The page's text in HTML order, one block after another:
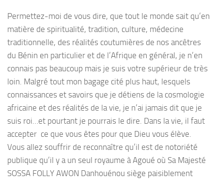
Permettez-moi de vous dire, que tout le monde sait qu’en
matière de spiritualité, tradition, culture, médecine
traditionnelle, des réalités coutumières de nos ancêtres
du Bénin en particulier et de l’Afrique en général, je n’en
connais pas beaucoup mais je suis votre supérieur de très
loin. Malgré tout mon bagage cité plus haut, lesquels
connaissances et savoirs que je détiens de la cosmologie
africaine et des réalités de la vie, je n’ai jamais dit que je
suis roi…et pourtant je pourrais le dire. Dans la vie, il faut
accepter ce que vous êtes pour que Dieu vous élève.
Vous allez souffrir de reconnaître qu’il est de notoriété
publique qu’il y a un seul royaume à Agoué où Sa Majesté
SOSSA FOLLY AWON Danhouénou siège paisiblement